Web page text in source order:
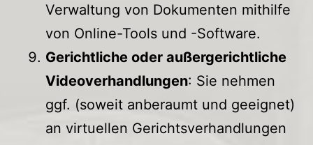
Verwaltung von Dokumenten mithilfe
von Online-Tools und -Software.
Gerichtliche oder außergerichtliche
Videoverhandlungen: Sie nehmen
ggf. (soweit anberaumt und geeignet)
an virtuellen Gerichtsverhandlungen